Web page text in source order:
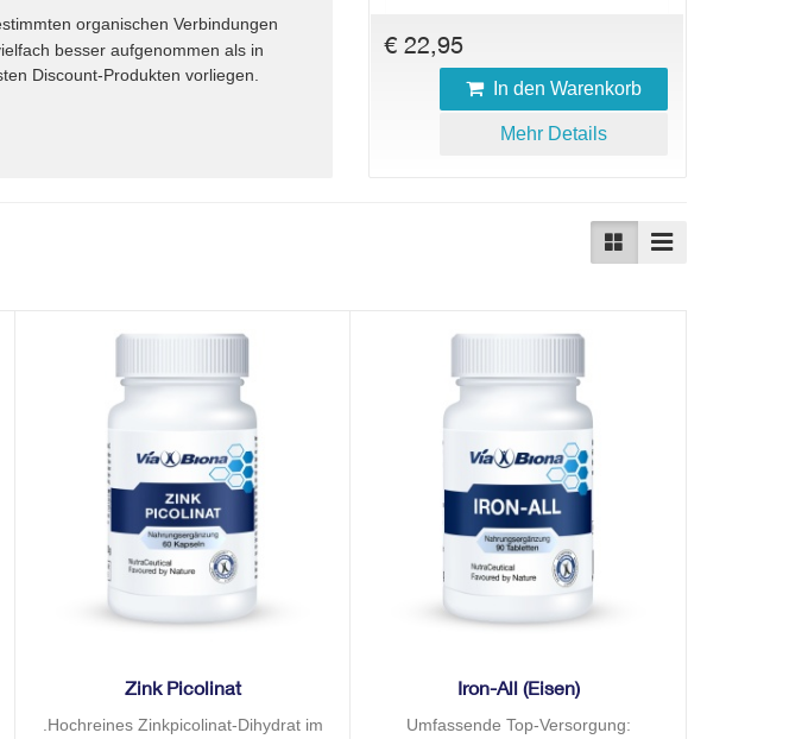
organischen Verbindungen
besser aufgenommen als in
Discount-Produkten vorliegen.
€ 22,95
In den Warenkorb
Mehr Details
Zink Picolinat
.Hochreines Zinkpicolinat-Dihydrat im
Iron-All (Eisen)
Umfassende Top-Versorgung: